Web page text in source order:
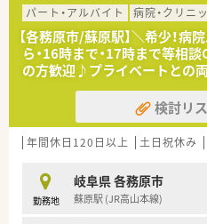
＼ 調剤・OTCどちらも学べる
■調剤併設ドラッグストア！
セルフメディケーションに
＼ 一人ひとりに合った働き
■年に2回、希望を申告でき
自分が興味のある分野にチ
■OJT研修を中心に、フォロ
管理薬剤師研修、管理職セ
＼ こんな会社です ／
■愛知県・岐阜県・三重県に約
パート・アルバイト
病院・クリニ
【各務原市/蘇原駅】＼希少！病
ら・16時まで・17時まで等相
の方歓迎♪プライベートとの
検討リ
年間休日120日以上 土日祝休み
勤務地
岐阜県 各務原市
蘇原駅 (JR高山本線)